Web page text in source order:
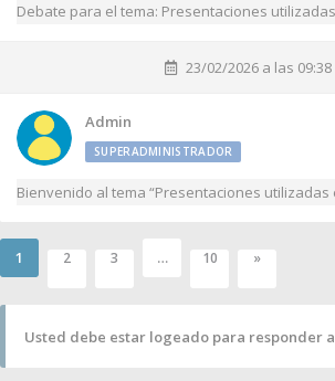
Debate para el tema: Presentaciones
23/02/2026 a las 09:38
Admin
SUPERADMINISTRADOR
Bienvenido al tema “Presentaciones utilizadas
1 2 3 … 10 »
Usted debe estar logeado para responder